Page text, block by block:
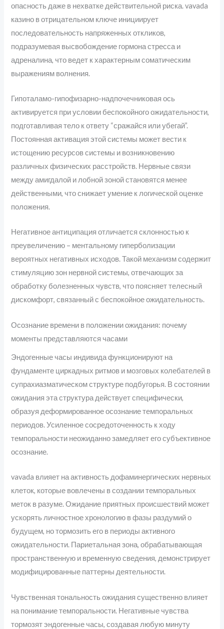
опасность даже в нехватке действительной риска. vavada
казино в отрицательном ключе инициирует
последовательность напряженных откликов,
подразумевая высвобождение гормона стресса и
адреналина, что ведет к характерным соматическим
выражениям волнения.
Гипоталамо-гипофизарно-надпочечниковая ось
активируется при условии беспокойного ожидательности,
подготавливая тело к ответу “сражайся или убегай”.
Постоянная активация этой системы может вести к
истощению ресурсов системы и возникновению
различных физических расстройств. Нервные связи
между амигдалой и лобной зоной становятся менее
действенными, что снижает умение к логической оценке
положения.
Негативное антиципация отличается склонностью к
преувеличению – ментальному гиперболизации
вероятных негативных исходов. Такой механизм содержит
стимуляцию зон нервной системы, отвечающих за
обработку болезненных чувств, что поясняет телесный
дискомфорт, связанный с беспокойное ожидательность.
Осознание времени в положении ожидания: почему
моменты представляются часами
Эндогенные часы индивида функционируют на
фундаменте циркадных ритмов и мозговых колебателей в
супрахиазматическом структуре подбугорья. В состоянии
ожидания эта структура действует специфически,
образуя деформированное осознание темпоральных
периодов. Усиленное сосредоточенность к ходу
темпоральности неожиданно замедляет его субъективное
осознание.
vavada влияет на активность дофаминергических нервных
клеток, которые вовлечены в создании темпоральных
меток в разуме. Ожидание приятных происшествий может
ускорять личностное хронологию в фазы раздумий о
будущем, но тормозить его в периоды активного
ожидательности. Париетальная зона, обрабатывающая
пространственную и временную сведения, демонстрирует
модифицированные паттерны деятельности.
Чувственная тональность ожидания существенно влияет
на понимание темпоральности. Негативные чувства
тормозят эндогенные часы, создавая любую минуту